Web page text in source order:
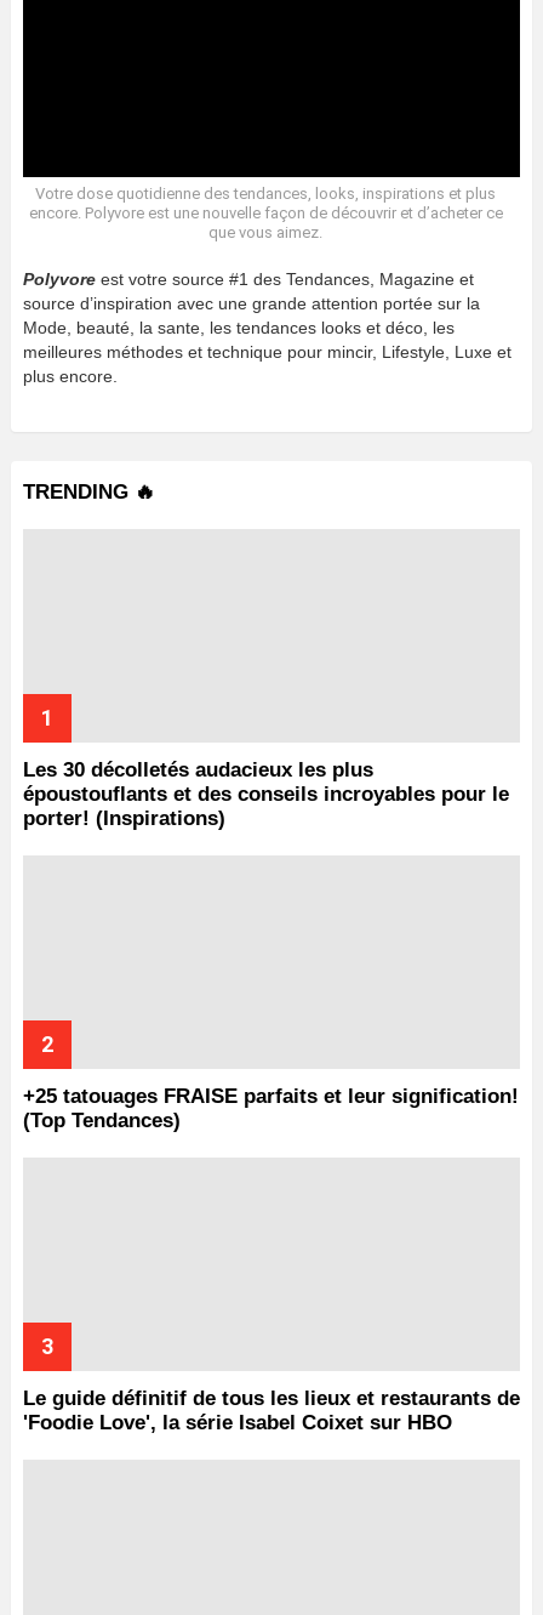
Votre dose quotidienne des tendances, looks, inspirations et plus
encore. Polyvore est une nouvelle façon de découvrir et d’acheter ce
que vous aimez.
Polyvore est votre source #1 des Tendances, Magazine et
source d’inspiration avec une grande attention portée sur la
Mode, beauté, la sante, les tendances looks et déco, les
meilleures méthodes et technique pour mincir, Lifestyle, Luxe et
plus encore.
TRENDING 🔥
Les 30 décolletés audacieux les plus
époustouflants et des conseils incroyables pour le
porter! (Inspirations)
+25 tatouages ​​FRAISE parfaits et leur signification!
(Top Tendances)
Le guide définitif de tous les lieux et restaurants de
'Foodie Love', la série Isabel Coixet sur HBO